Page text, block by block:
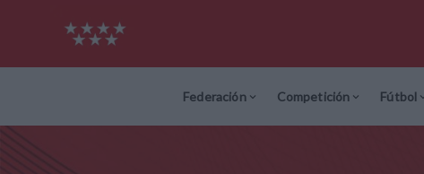
Federación Competición Fútbol